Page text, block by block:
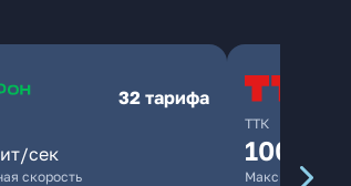
32 тарифа
сек
скорость
ТТК
100
Максимальная